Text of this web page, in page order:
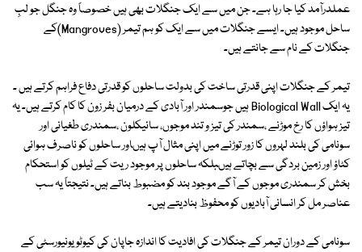
عملدرآمد کیا جا رہا ہے۔ جن میں سے ایک جنگلات بھی ہیں خصوصاً وہ جنگل جو لبِ
ساحل موجود ہیں۔ ایسے جنگلات میں سے ایک کو ہم تیمر (Mangroves)کے
جنگلات کے نام سے جانتے ہیں۔
تیمر کے جنگلات اپنی قدرتی ساخت کی بدولت ساحلوں کو قدرتی دفاع فراہم کرتے ہیں ۔
یہ ایک Biological Wall ہیں جوسمندر اور آبادی کے درمیان بفر زون کا کام کرتے ہیں۔ یہ
تیز ہواؤں کا رخ موڑنے ،سمندر کی تیز و تند موجوں، سائیکلون ،سمندری طغیانی اور
سونامی کی بلند لہروں کا زور توڑنے میں اپنی مثال آپ ہیںاور ساحلوں کو ناصرف ہوائی
کٹاؤ اور زمین بردگی سے بچاتے ہیںبلکہ ساحلوں پر موجود ریت کے ٹیلوں کو استحکام
بخش کر سمندری موجوں کے آگے موجود بند کو مضبوط بناتے ہیں۔ نتیجتاً یہ سب
عناصر مل کر انسانی آبادیوں کو محفوظ بنادیتے ہیں۔
سونامی کے دوران تیمر کے جنگلات کی افادیت کا اندازہ جاپان کی کیوٹو یونیورسٹی کے